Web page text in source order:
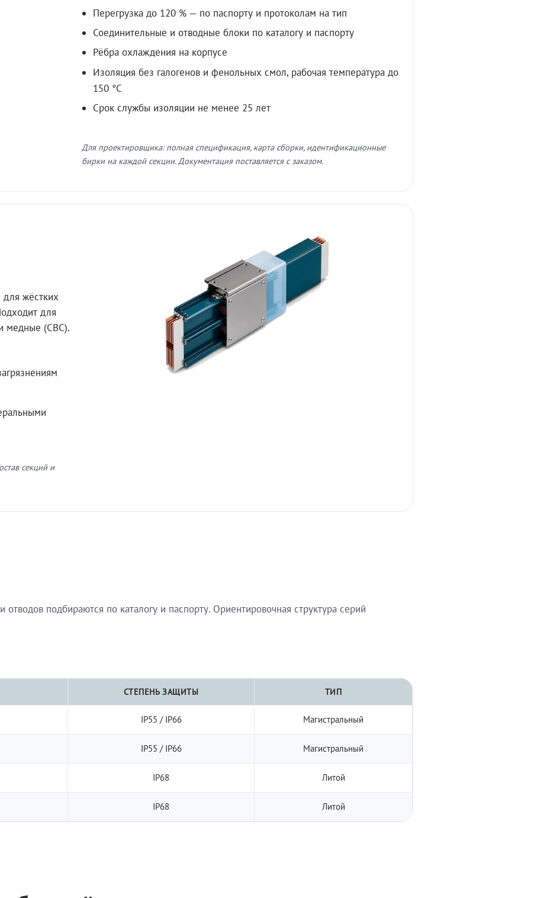
Перегрузка до 120 % — по паспорту и протоколам на тип
Соединительные и отводные блоки по каталогу и паспорту
Рёбра охлаждения на корпусе
Изоляция без галогенов и фенольных смол, рабочая температура до
150 °C
Срок службы изоляции не менее 25 лет
Для проектировщика: полная спецификация, карта сборки, идентификационные
бирки на каждой секции. Документация поставляется с заказом.
жёстких
для
медные (СВС).
секций и
подбираются по каталогу и паспорту. Ориентировочная структура серий
СТЕПЕНЬ ЗАЩИТЫ ТИП
IP55 / IP66 Магистральный
IP55 / IP66 Магистральный
IP68 Литой
IP68 Литой